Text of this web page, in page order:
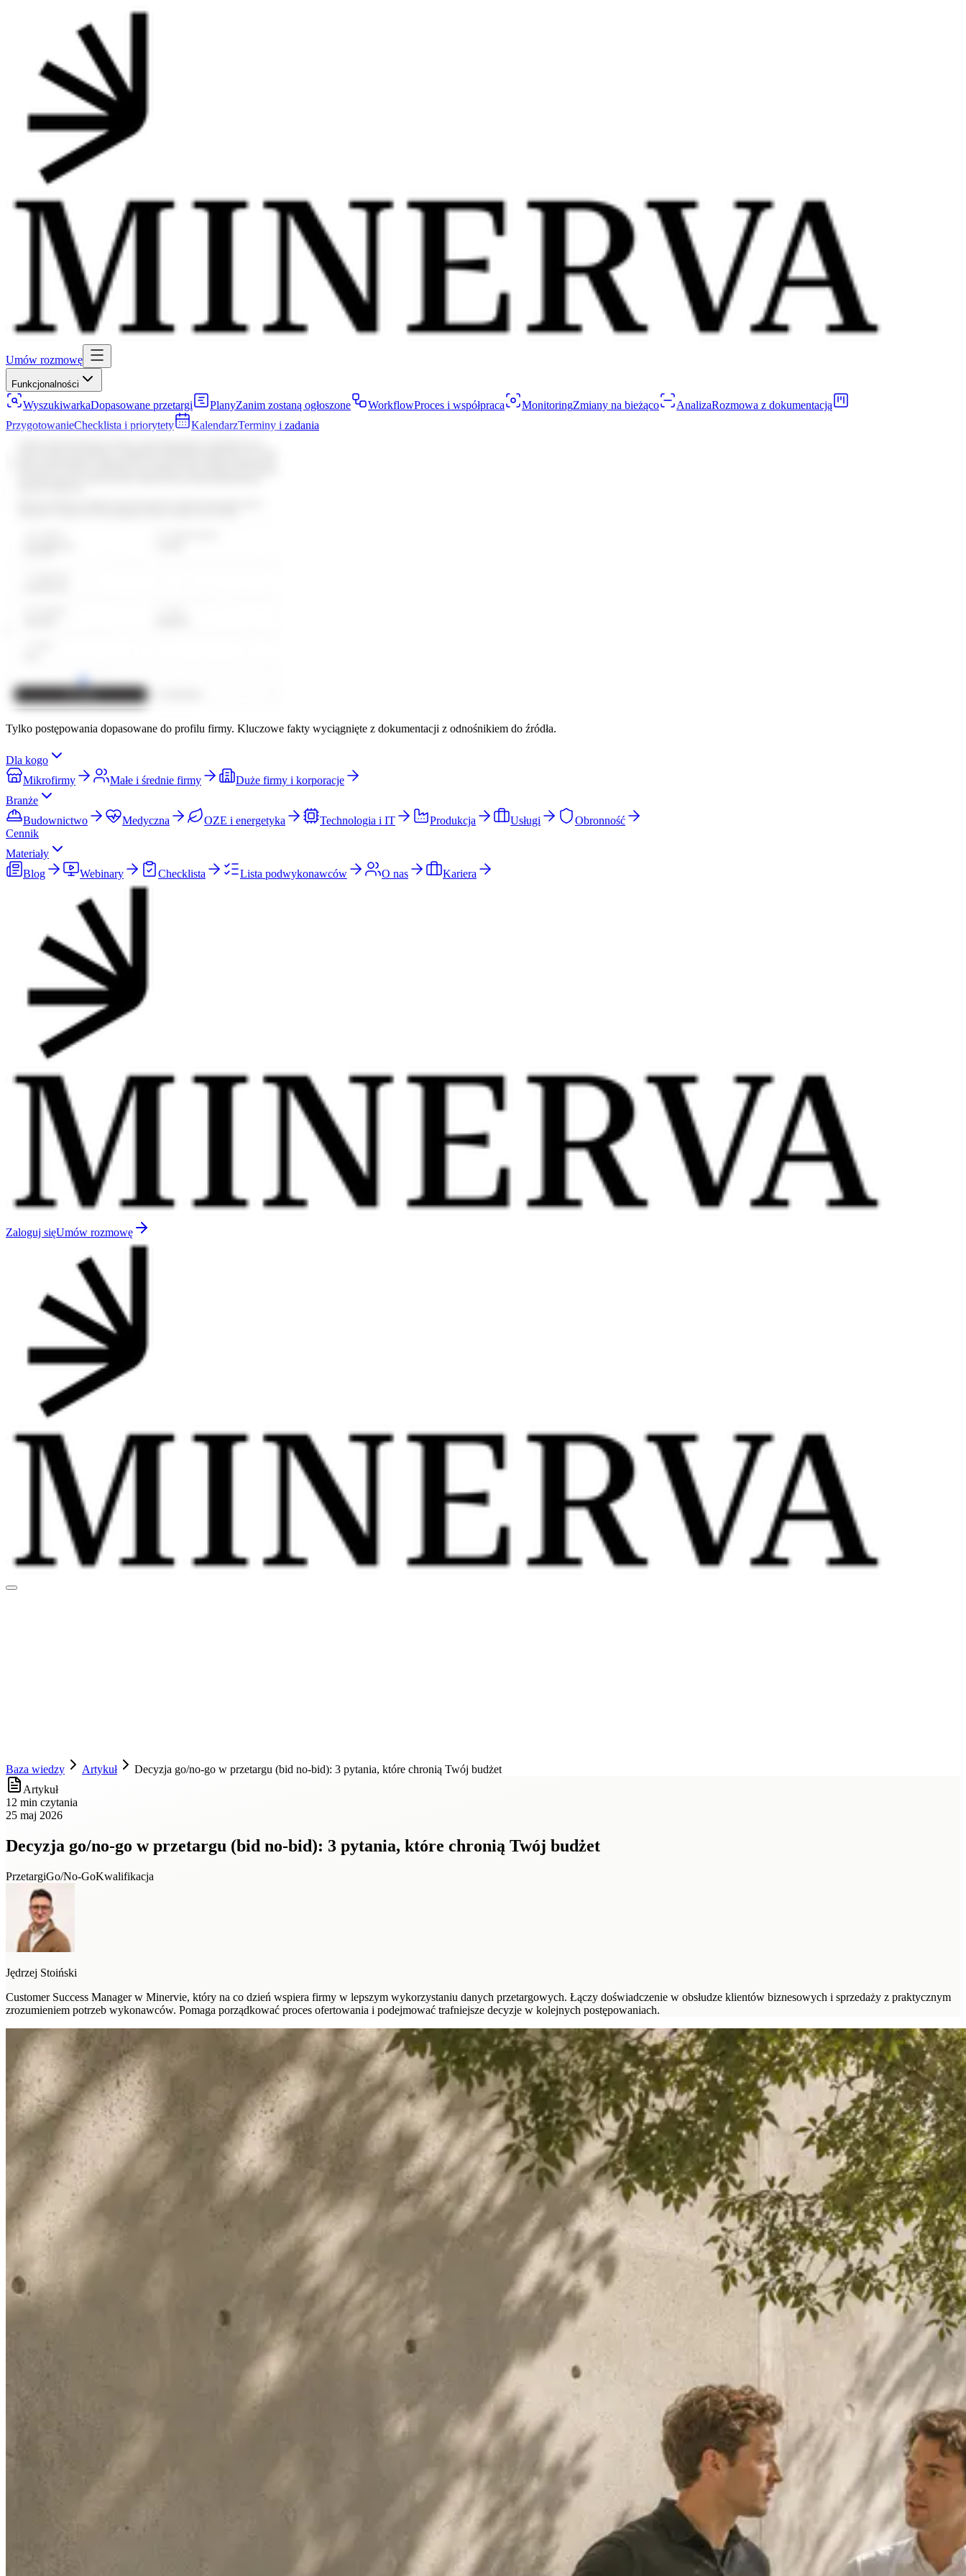
Umów rozmowę
Funkcjonalności
WyszukiwarkaDopasowane przetargi PlanyZanim zostaną ogłoszone WorkflowProces i współpraca MonitoringZmiany na bieżąco AnalizaRozmowa z dokumentacją
PrzygotowanieChecklista i priorytety KalendarzTerminy i zadania
Tylko postępowania dopasowane do profilu firmy. Kluczowe fakty wyciągnięte z dokumentacji z odnośnikiem do źródła.
Dla kogo
Mikrofirmy
Małe i średnie firmy
Duże firmy i korporacje
Branże
Budownictwo
Medyczna OZE i energetyka Technologia i IT Produkcja Usługi
Obronność
Cennik
Materiały
Blog
Webinary Checklista Lista podwykonawców O nas Kariera
Zaloguj sięUmów rozmowę
Baza wiedzy Artykuł
Decyzja go/no-go w przetargu (bid no-bid): 3 pytania, które chronią Twój budżet
Artykuł
12 min czytania
25 maj 2026
Decyzja go/no-go w przetargu (bid no-bid): 3 pytania, które chronią Twój budżet
PrzetargiGo/No-GoKwalifikacja
Jędrzej Stoiński
Customer Success Manager w Minervie, który na co dzień wspiera firmy w lepszym wykorzystaniu danych przetargowych. Łączy doświadczenie w obsłudze klientów biznesowych i sprzedaży z praktycznym
zrozumieniem potrzeb wykonawców. Pomaga porządkować proces ofertowania i podejmować trafniejsze decyzje w kolejnych postępowaniach.